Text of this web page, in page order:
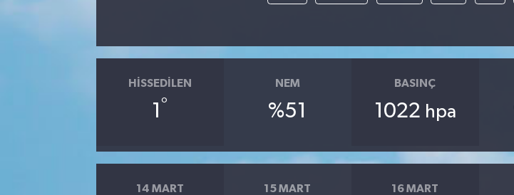
HISSEDILEN
1°
NEM
%51
BASINÇ
1022 hpa
14 MART 15 MART 16 MART